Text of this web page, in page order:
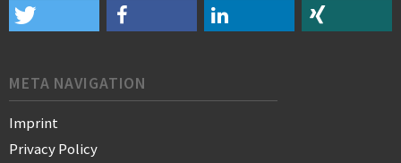
META NAVIGATION
Imprint
Privacy Policy